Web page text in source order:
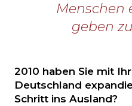
Menschen
geben
2010 haben Sie mit
Deutschland
Schritt ins Ausland?